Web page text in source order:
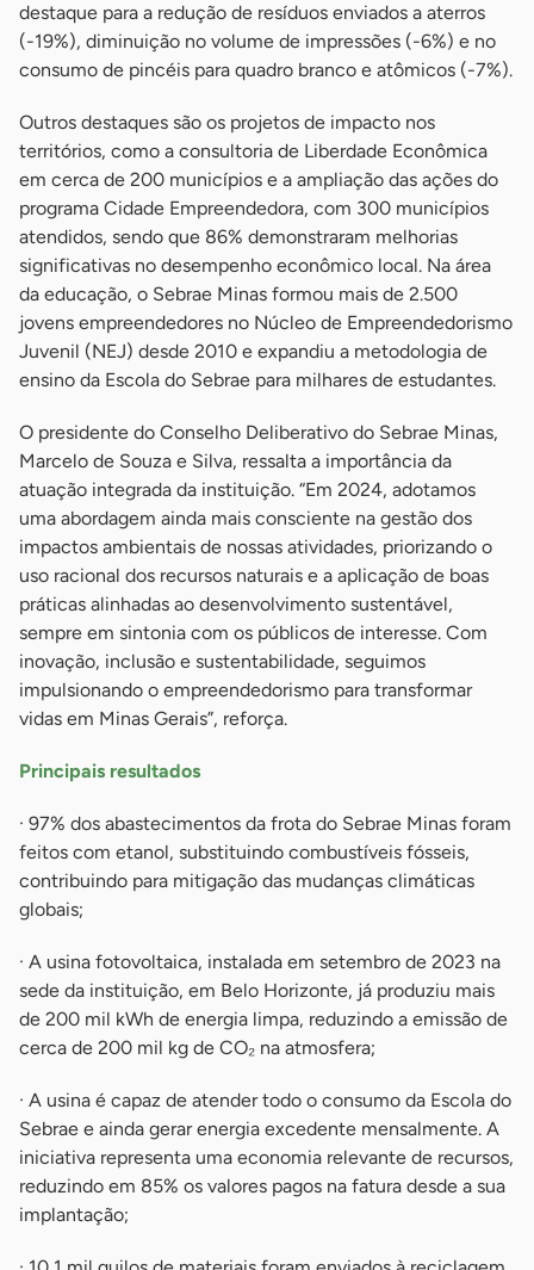
destaque para a redução de resíduos enviados a aterros
(-19%), diminuição no volume de impressões (-6%) e no
consumo de pincéis para quadro branco e atômicos (-7%).
Outros destaques são os projetos de impacto nos
territórios, como a consultoria de Liberdade Econômica
em cerca de 200 municípios e a ampliação das ações do
programa Cidade Empreendedora, com 300 municípios
atendidos, sendo que 86% demonstraram melhorias
significativas no desempenho econômico local. Na área
da educação, o Sebrae Minas formou mais de 2.500
jovens empreendedores no Núcleo de Empreendedorismo
Juvenil (NEJ) desde 2010 e expandiu a metodologia de
ensino da Escola do Sebrae para milhares de estudantes.
O presidente do Conselho Deliberativo do Sebrae Minas,
Marcelo de Souza e Silva, ressalta a importância da
atuação integrada da instituição. “Em 2024, adotamos
uma abordagem ainda mais consciente na gestão dos
impactos ambientais de nossas atividades, priorizando o
uso racional dos recursos naturais e a aplicação de boas
práticas alinhadas ao desenvolvimento sustentável,
sempre em sintonia com os públicos de interesse. Com
inovação, inclusão e sustentabilidade, seguimos
impulsionando o empreendedorismo para transformar
vidas em Minas Gerais”, reforça.
Principais resultados
· 97% dos abastecimentos da frota do Sebrae Minas foram
feitos com etanol, substituindo combustíveis fósseis,
contribuindo para mitigação das mudanças climáticas
globais;
· A usina fotovoltaica, instalada em setembro de 2023 na
sede da instituição, em Belo Horizonte, já produziu mais
de 200 mil kWh de energia limpa, reduzindo a emissão de
cerca de 200 mil kg de CO₂ na atmosfera;
· A usina é capaz de atender todo o consumo da Escola do
Sebrae e ainda gerar energia excedente mensalmente. A
iniciativa representa uma economia relevante de recursos,
reduzindo em 85% os valores pagos na fatura desde a sua
implantação;